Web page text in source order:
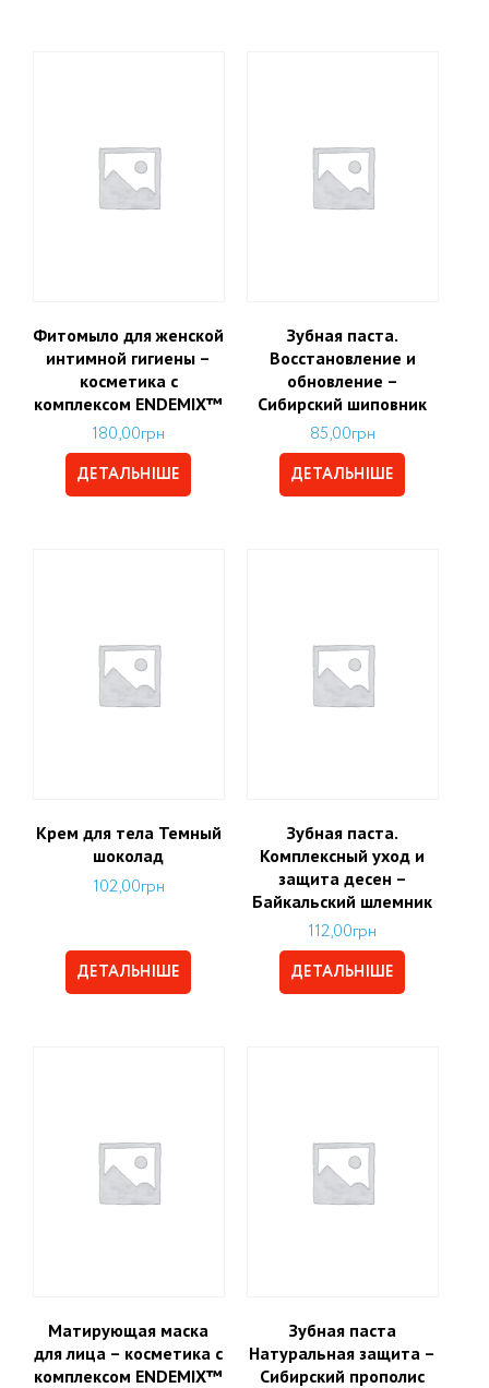
Фитомыло для женской
интимной гигиены –
косметика с
комплексом ENDEMIX™
180,00грн
ДЕТАЛЬНІШЕ
Зубная паста.
Восстановление и
обновление –
Сибирский шиповник
85,00грн
ДЕТАЛЬНІШЕ
Крем для тела Темный
шоколад
102,00грн
ДЕТАЛЬНІШЕ
Зубная паста.
Комплексный уход и
защита десен –
Байкальский шлемник
112,00грн
ДЕТАЛЬНІШЕ
Матирующая маска
для лица – косметика с
комплексом ENDEMIX™
Зубная паста
Натуральная защита –
Сибирский прополис